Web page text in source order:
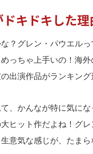
キドキした理
？グレン・パウエル
っちゃ上手いの！海
出演作品がランキング
、かんなが特に気に
ヒット作だよね！グ
意気な感じが、たまら